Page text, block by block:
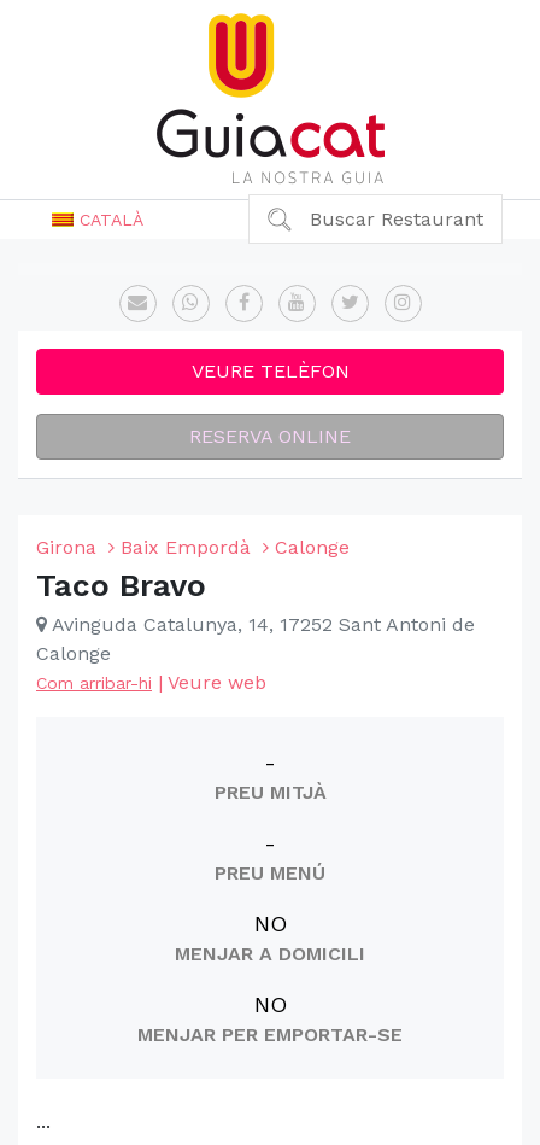
CATALÀ Buscar Restaurant
VEURE TELÈFON
RESERVA ONLINE
Girona Baix Empordà Calonge
Taco Bravo
Avinguda Catalunya, 14, 17252 Sant Antoni de
Calonge
Com arribar-hi | Veure web
-
PREU MITJÀ
-
PREU MENÚ
NO
MENJAR A DOMICILI
NO
MENJAR PER EMPORTAR-SE
...